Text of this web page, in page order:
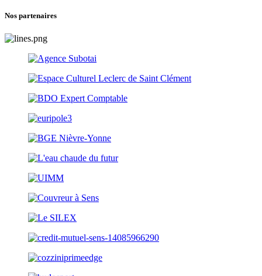
Nos partenaires